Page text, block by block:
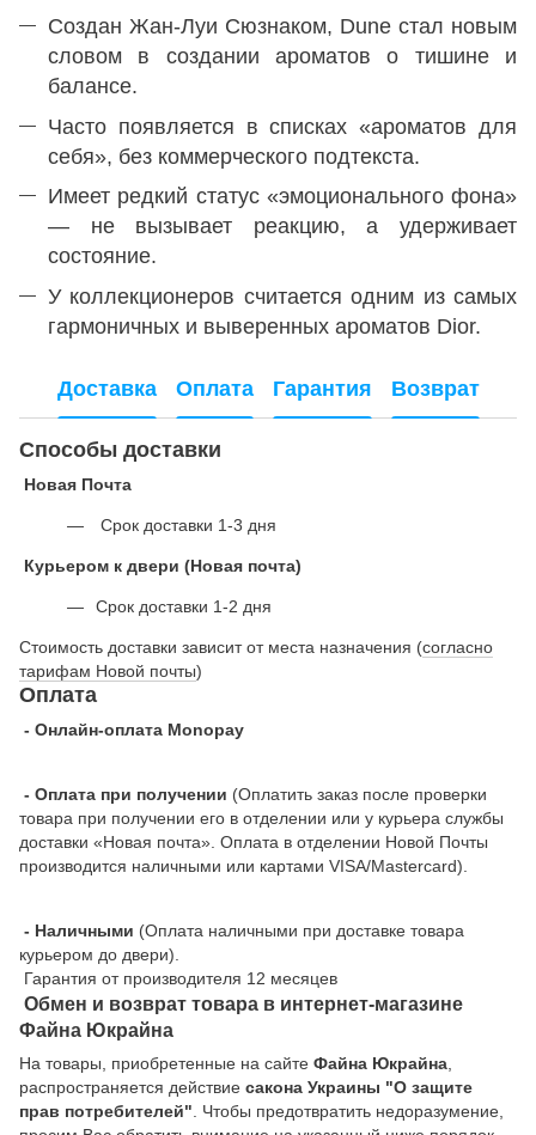
Создан Жан-Луи Сюзнаком, Dune стал новым
словом в создании ароматов о тишине и
балансе.
Часто появляется в списках «ароматов для
себя», без коммерческого подтекста.
Имеет редкий статус «эмоционального фона»
— не вызывает реакцию, а удерживает
состояние.
У коллекционеров считается одним из самых
гармоничных и выверенных ароматов Dior.
Доставка Оплата Гарантия Возврат
Способы доставки
Новая Почта
Срок доставки 1-3 дня
Курьером к двери (Новая почта)
Срок доставки 1-2 дня
Стоимость доставки зависит от места назначения (согласно
тарифам Новой почты)
Оплата
- Онлайн-оплата Monopay
- Оплата при получении (Оплатить заказ после проверки
товара при получении его в отделении или у курьера службы
доставки «Новая почта». Оплата в отделении Новой Почты
производится наличными или картами VISA/Mastercard).
- Наличными (Оплата наличными при доставке товара
курьером до двери).
Гарантия от производителя 12 месяцев
Обмен и возврат товара в интернет-магазине
Файна Юкрайна
На товары, приобретенные на сайте Файна Юкрайна,
распространяется действие cакона Украины "О защите
прав потребителей". Чтобы предотвратить недоразумение,